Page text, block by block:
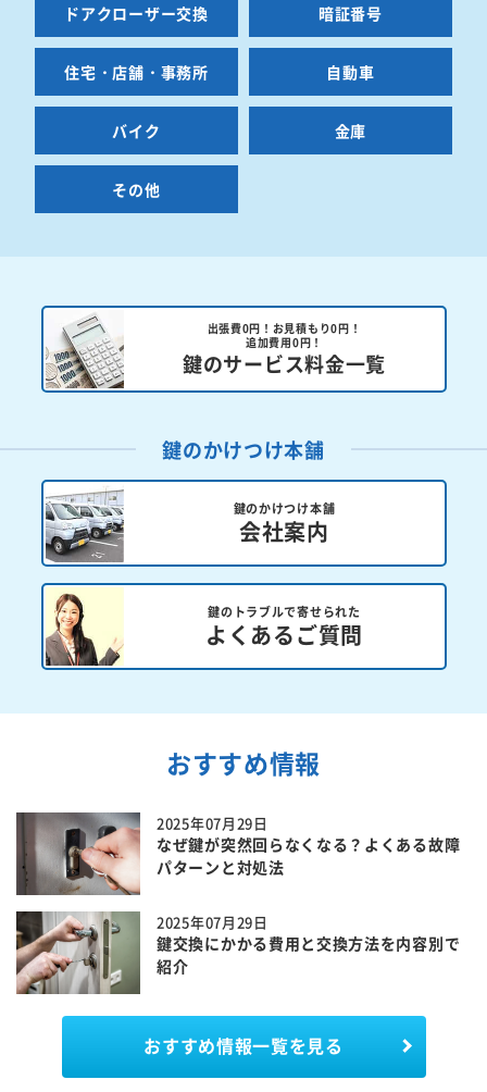
ドアクローザー交換 暗証番号
住宅・店舗・事務所 自動車
バイク 金庫
その他
出張費0円！お見積もり0円！
追加費用0円！
鍵のサービス料金一覧
鍵のかけつけ本舗
鍵のかけつけ本舗
会社案内
鍵のトラブルで寄せられた
よくあるご質問
おすすめ情報
2025年07月29日
なぜ鍵が突然回らなくなる？よくある故障
パターンと対処法
2025年07月29日
鍵交換にかかる費用と交換方法を内容別で
紹介
おすすめ情報一覧を見る